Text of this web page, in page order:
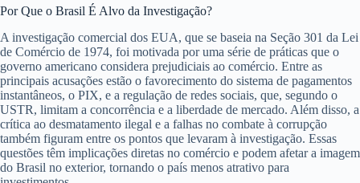
Por Que o Brasil É Alvo da Investigação?
A investigação comercial dos EUA, que se baseia na Seção 301 da Lei
de Comércio de 1974, foi motivada por uma série de práticas que o
governo americano considera prejudiciais ao comércio. Entre as
principais acusações estão o favorecimento do sistema de pagamentos
instantâneos, o PIX, e a regulação de redes sociais, que, segundo o
USTR, limitam a concorrência e a liberdade de mercado. Além disso, a
crítica ao desmatamento ilegal e a falhas no combate à corrupção
também figuram entre os pontos que levaram à investigação. Essas
questões têm implicações diretas no comércio e podem afetar a imagem
do Brasil no exterior, tornando o país menos atrativo para